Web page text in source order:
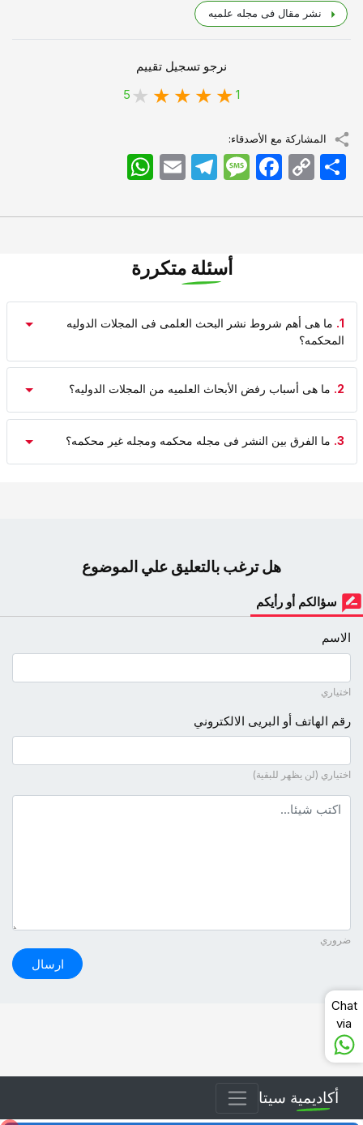
نشر مقال فی مجله علمیه
نرجو تسجيل تقييم
1
5
المشاركة مع الأصدقاء:
WhatsApp Email
TelegramMessageFacebook Copy
Link
اشتراک
أسئلة متكررة
1. ما هی أهم شروط نشر البحث العلمی فی المجلات الدولیه
المحکمه؟
2. ما هی أسباب رفض الأبحاث العلمیه من المجلات الدولیه؟
3. ما الفرق بین النشر فی مجله محکمه ومجله غیر محکمه؟
هل ترغب بالتعليق علي الموضوع
سؤالكم أو رأيكم
الاسم
اختياري
رقم الهاتف أو البريى الالكتروني
اختياري (لن يظهر للبقية)
نص التعليق
ضروري
ارسال
أكاديمية سيتا
Chat
via